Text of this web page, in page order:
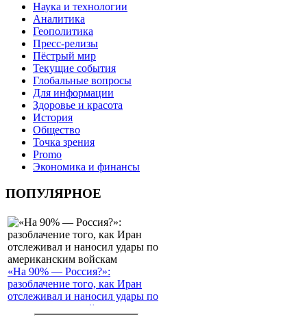
Наука и технологии
Аналитика
Геополитика
Пресс-релизы
Пёстрый мир
Текущие события
Глобальные вопросы
Для информации
Здоровье и красота
История
Общество
Точка зрения
Promo
Экономика и финансы
ПОПУЛЯРНОЕ
«На 90% — Россия?»:
разоблачение того, как Иран
отслеживал и наносил удары по
американским войскам